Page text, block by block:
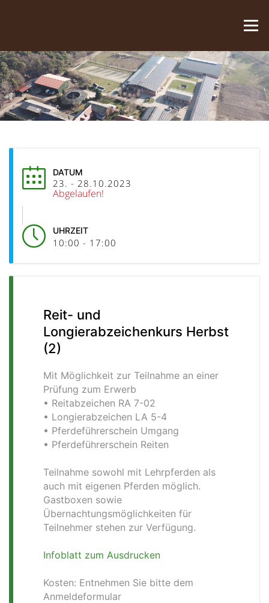
Menü
DATUM
23. - 28.10.2023
Abgelaufen!
UHRZEIT
10:00 - 17:00
Reit- und
Longierabzeichenkurs Herbst
(2)
Mit Möglichkeit zur Teilnahme an einer
Prüfung zum Erwerb
• Reitabzeichen RA 7-02
• Longierabzeichen LA 5-4
• Pferdeführerschein Umgang
• Pferdeführerschein Reiten
Teilnahme sowohl mit Lehrpferden als
auch mit eigenen Pferden möglich.
Gastboxen sowie
Übernachtungsmöglichkeiten für
Teilnehmer stehen zur Verfügung.
Infoblatt zum Ausdrucken
Kosten: Entnehmen Sie bitte dem
Anmeldeformular